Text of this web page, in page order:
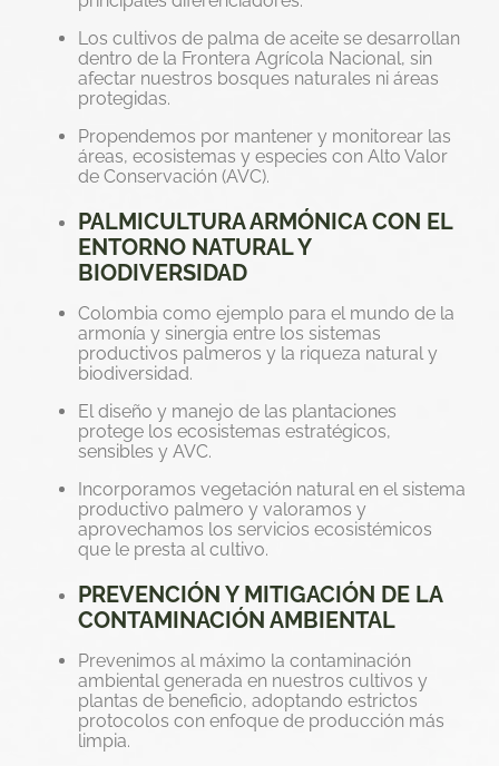
Los cultivos de palma de aceite se desarrollan
dentro de la Frontera Agrícola Nacional, sin
afectar nuestros bosques naturales ni áreas
protegidas.
Propendemos por mantener y monitorear las
áreas, ecosistemas y especies con Alto Valor
de Conservación (AVC).
PALMICULTURA ARMÓNICA CON EL
ENTORNO NATURAL Y
BIODIVERSIDAD
Colombia como ejemplo para el mundo de la
armonía y sinergia entre los sistemas
productivos palmeros y la riqueza natural y
biodiversidad.
El diseño y manejo de las plantaciones
protege los ecosistemas estratégicos,
sensibles y AVC.
Incorporamos vegetación natural en el sistema
productivo palmero y valoramos y
aprovechamos los servicios ecosistémicos
que le presta al cultivo.
PREVENCIÓN Y MITIGACIÓN DE LA
CONTAMINACIÓN AMBIENTAL
Prevenimos al máximo la contaminación
ambiental generada en nuestros cultivos y
plantas de beneficio, adoptando estrictos
protocolos con enfoque de producción más
limpia.